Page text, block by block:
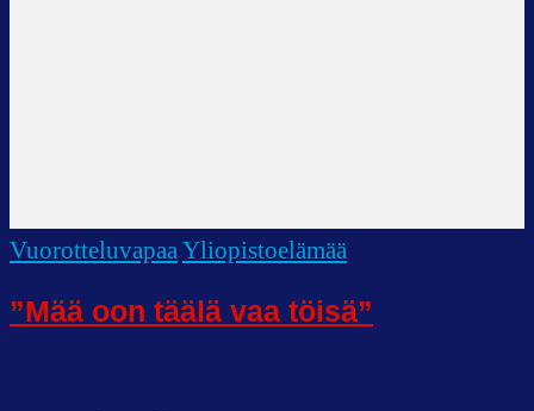
VuorotteluvapaaYliopistoelämää
”Mää oon täälä vaa töisä”